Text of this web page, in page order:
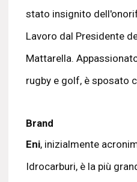
stato insignito
Lavoro dal Presidente
Mattarella.
rugby e golf, è sposato
Brand
Eni, inizialmente
Idrocarburi, è la più